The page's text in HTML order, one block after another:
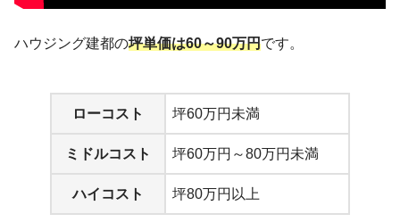
ハウジング建都の坪単価は60～90万円です。
ローコスト 坪60万円未満
ミドルコスト 坪60万円～80万円未満
ハイコスト 坪80万円以上